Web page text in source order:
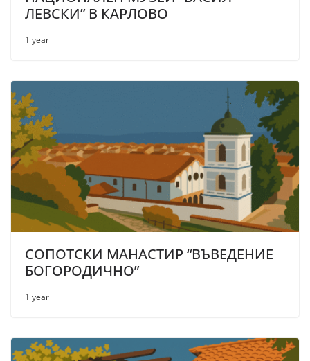
ЛЕВСКИ” В КАРЛОВО
1 year
СОПОТСКИ МАНАСТИР “ВЪВЕДЕНИЕ
БОГОРОДИЧНО”
1 year